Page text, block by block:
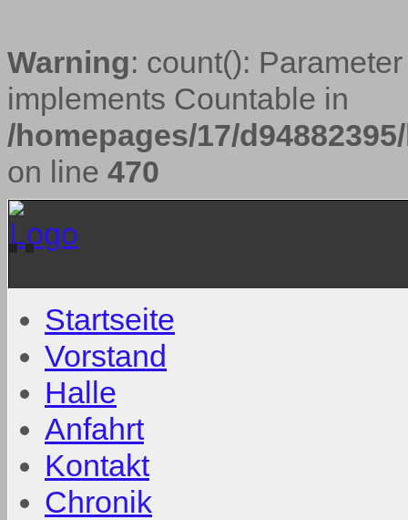
Warning: count():
implements Countable in
/homepages/17/
on line 470
Startseite
Vorstand
Halle
Anfahrt
Kontakt
Chronik